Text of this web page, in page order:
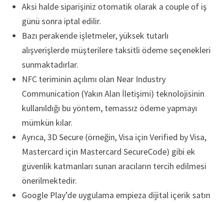
Aksi halde siparişiniz otomatik olarak a couple of iş
günü sonra iptal edilir.
Bazı perakende işletmeler, yüksek tutarlı
alışverişlerde müşterilere taksitli ödeme seçenekleri
sunmaktadırlar.
NFC teriminin açılımı olan Near Industry
Communication (Yakın Alan İletişimi) teknolojisinin
kullanıldığı bu yöntem, temassız ödeme yapmayı
mümkün kılar.
Ayrıca, 3D Secure (örneğin, Visa için Verified by Visa,
Mastercard için Mastercard SecureCode) gibi ek
güvenlik katmanları sunan aracıların tercih edilmesi
önerilmektedir.
Google Play’de uygulama empieza dijital içerik satın